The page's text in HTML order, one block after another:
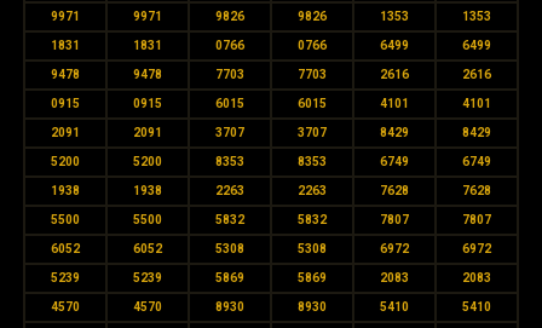
9971 9971 9826 9826 1353 1353
1831 1831 0766 0766 6499 6499
9478 9478 7703 7703 2616 2616
0915 0915 6015 6015 4101 4101
2091 2091 3707 3707 8429 8429
5200 5200 8353 8353 6749 6749
1938 1938 2263 2263 7628 7628
5500 5500 5832 5832 7807 7807
6052 6052 5308 5308 6972 6972
5239 5239 5869 5869 2083 2083
4570 4570 8930 8930 5410 5410